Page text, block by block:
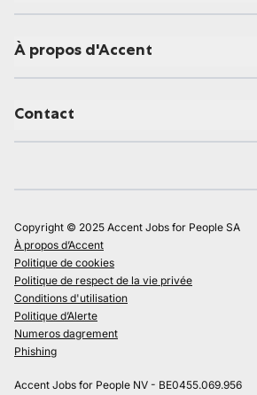
À propos d'Accent
Contact
Copyright © 2025 Accent Jobs for People SA
À propos d’Accent
Politique de cookies
Politique de respect de la vie privée
Conditions d'utilisation
Politique d’Alerte
Numeros dagrement
Phishing
Accent Jobs for People NV - BE0455.069.956